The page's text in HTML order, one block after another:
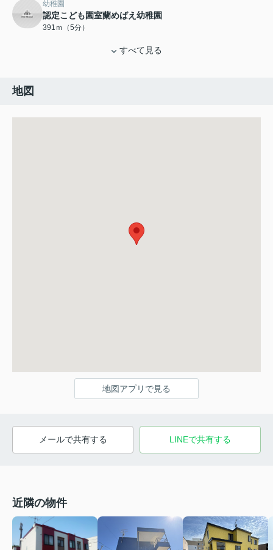
幼稚園
認定こども園室蘭めばえ幼稚園
391ｍ（5分）
すべて見る
地図
地図アプリで見る
メールで共有する LINEで共有する
近隣の物件